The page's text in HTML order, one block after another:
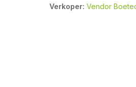
Verkoper: Vendor